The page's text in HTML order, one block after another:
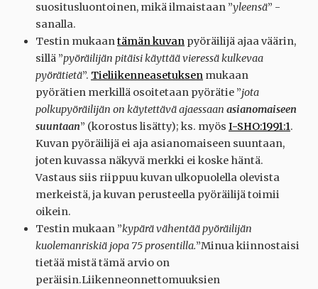
suositusluontoinen, mikä ilmaistaan ”yleensä” -
sanalla.
Testin mukaantämän kuvan pyöräilijä ajaa väärin,
sillä ”pyöräilijän pitäisi käyttää vieressä kulkevaa
pyörätietä”. Tieliikenneasetuksen mukaan
pyörätien merkillä osoitetaan pyörätie ”jota
polkupyöräilijän on käytettävä ajaessaan asianomaiseen
suuntaan” (korostus lisätty); ks. myös I-SHO:1991:1.
Kuvan pyöräilijä ei aja asianomaiseen suuntaan,
joten kuvassa näkyvä merkki ei koske häntä.
Vastaus siis riippuu kuvan ulkopuolella olevista
merkeistä, ja kuvan perusteella pyöräilijä toimii
oikein.
Testin mukaan ”kypärä vähentää pyöräilijän
kuolemanriskiä jopa 75 prosentilla.”Minua kiinnostaisi
tietää mistä tämä arvio on
peräisin.Liikenneonnettomuuksien